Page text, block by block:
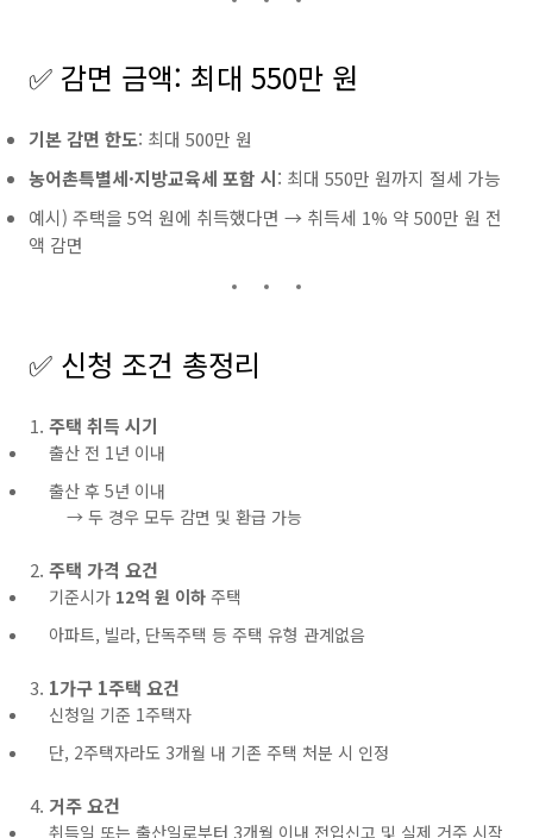
✅ 감면 금액: 최대 550만 원
기본 감면 한도: 최대 500만 원
농어촌특별세·지방교육세 포함 시: 최대 550만 원까지 절세 가능
예시) 주택을 5억 원에 취득했다면 → 취득세 1% 약 500만 원 전
액 감면
✅ 신청 조건 총정리
주택 취득 시기
출산 전 1년 이내
출산 후 5년 이내
→ 두 경우 모두 감면 및 환급 가능
주택 가격 요건
기준시가 12억 원 이하 주택
아파트, 빌라, 단독주택 등 주택 유형 관계없음
1가구 1주택 요건
신청일 기준 1주택자
단, 2주택자라도 3개월 내 기존 주택 처분 시 인정
거주 요건
취득일 또는 출산일로부터 3개월 이내 전입신고 및 실제 거주 시작